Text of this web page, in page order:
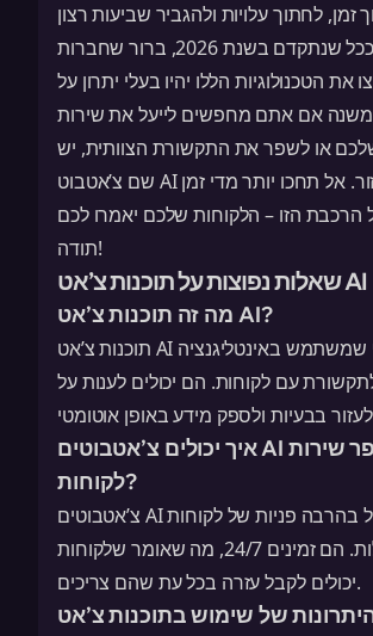
זמן, לחתוך עלויות ולהגביר שביעות רצון
הלקוחות. ככל שנתקדם בשנת 2026, ברור שחברות
את הטכנולוגיות הללו יהיו בעלי יתרון על
אם אתם מחפשים לייעל את שירות
או לשפר את התקשורת הצוותית, יש
שם צ’אטבוט AI שיכול לעזור. אל תחכו יותר מדי זמן
הרכבת הזו – הלקוחות שלכם יאמרו לכם
תודה!
שאלות נפוצות על תוכנות צ’אט AI
מה זה תוכנות צ’אט AI?
תוכנות צ’אט AI הם כלי שמשתמש באינטליגנציה
עם לקוחות. הם יכולים לענות על
איך יכולים צ’אטבוטים AI לשפר שירות
לקוחות?
צ’אטבוטים AI יכולים לטפל בהרבה פניות של לקוחות
מהר וביעילות. הם זמינים 24/7, מה שאומר שלקוחות
יכולים לקבל עזרה בכל עת שהם צריכים.